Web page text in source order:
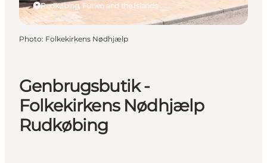
Genbrugsbutik -
Folkekirkens Nødhjælp
Rudkøbing
Rudkøbing, Funen and the Islands
Photo: Folkekirkens Nødhjælp